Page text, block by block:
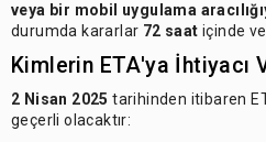
veya bir mobil uygulama
durumda kararlar 72 saat içinde
Kimlerin ETA'ya İhtiyacı
2 Nisan 2025 tarihinden itibaren
geçerli olacaktır: